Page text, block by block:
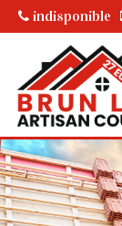
indisponible